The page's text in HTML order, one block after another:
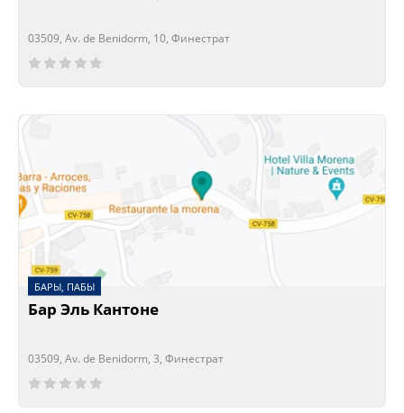
03509, Av. de Benidorm, 10, Финестрат
Сейчас открыто!
Сейчас закрыто!
БАРЫ, ПАБЫ
Бар Эль Кантоне
03509, Av. de Benidorm, 3, Финестрат
Сейчас открыто!
Сейчас закрыто!